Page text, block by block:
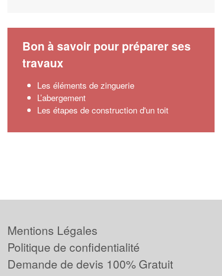
Bon à savoir pour préparer ses
travaux
Les éléments de zinguerie
L’abergement
Les étapes de construction d'un toit
Mentions Légales
Politique de confidentialité
Demande de devis 100% Gratuit